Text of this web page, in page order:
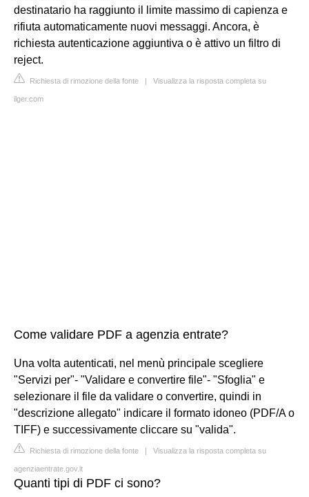
destinatario ha raggiunto il limite massimo di capienza e
rifiuta automaticamente nuovi messaggi. Ancora, è
richiesta autenticazione aggiuntiva o è attivo un filtro di
reject.
Richiesta di rimozione della fonte | Visualizza la risposta completa su
ilger.com
Come validare PDF a agenzia entrate?
Una volta autenticati, nel menù principale scegliere
"Servizi per"- "Validare e convertire file"- "Sfoglia" e
selezionare il file da validare o convertire, quindi in
"descrizione allegato" indicare il formato idoneo (PDF/A o
TIFF) e successivamente cliccare su "valida".
Richiesta di rimozione della fonte | Visualizza la risposta completa su
agenziaentrate.gov.it
Quanti tipi di PDF ci sono?